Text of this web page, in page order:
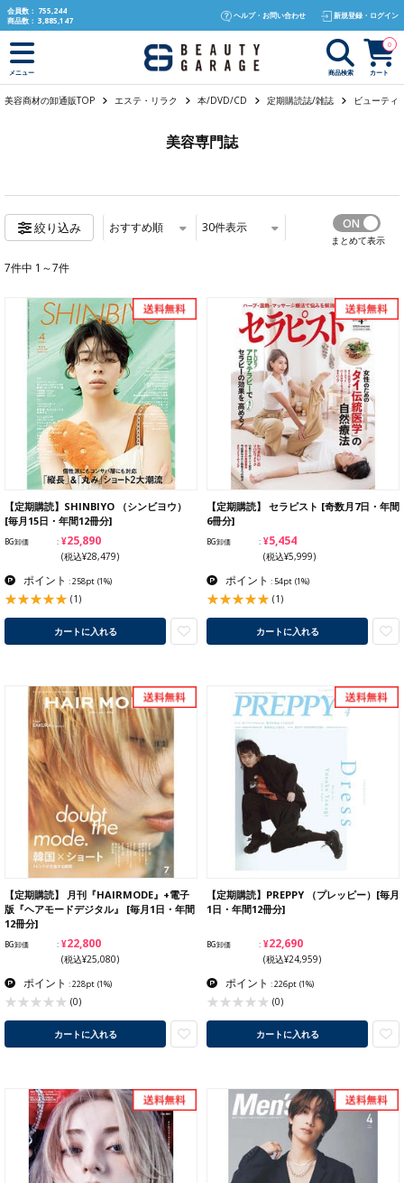
text.skipToContent
text.skipToNavigation
会員数： 755,244
商品数： 3,885,147
ヘルプ・お問い合わせ 新規登録・ログイン
メニュー 商品検索 カート
0
美容商材の卸通販TOP エステ・リラク 本/DVD/CD 定期購読誌/雑誌 ビューティ
美容専門誌
絞り込み おすすめ順 30件表示
まとめて表示
7件中 1～7件
【定期購読】SHINBIYO （シンビヨウ）
[毎月15日・年間12冊分]
BG卸価 ¥25,890
(税込¥28,479)
ポイント : 258pt (1%)
(1)
カートに入れる
【定期購読】 セラピスト [奇数月7日・年間
6冊分]
BG卸価 ¥5,454
(税込¥5,999)
ポイント : 54pt (1%)
(1)
カートに入れる
【定期購読】 月刊『HAIRMODE』+電子
版『ヘアモードデジタル』 [毎月1日・年間
12冊分]
BG卸価 ¥22,800
(税込¥25,080)
ポイント : 228pt (1%)
(0)
カートに入れる
【定期購読】PREPPY （プレッピー）[毎月
1日・年間12冊分]
BG卸価 ¥22,690
(税込¥24,959)
ポイント : 226pt (1%)
(0)
カートに入れる